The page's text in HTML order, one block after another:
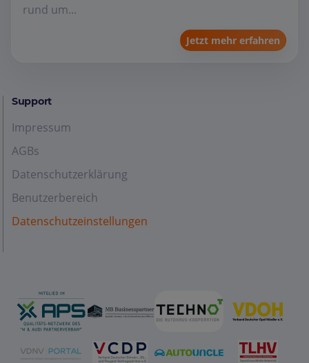
rund um...
Jetzt mehr erfahren
Support
Impressum
AGBs
Datenschutzerklärung
Benutzerbereich
Datenschutzeinstellungen